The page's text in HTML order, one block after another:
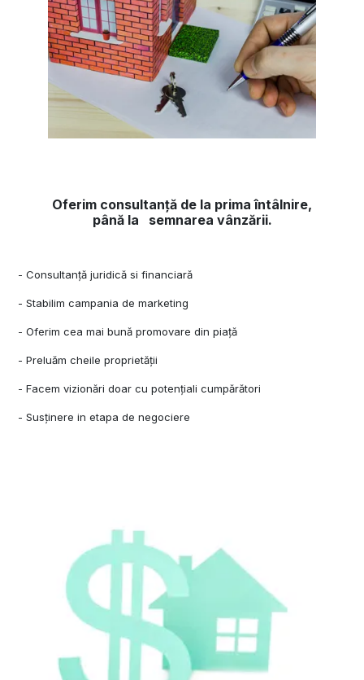
Oferim consultanță de la prima întâlnire,
până la semnarea vânzării.
- Consultanță juridică si financiară
- Stabilim campania de marketing
- Oferim cea mai bună promovare din piață
- Preluăm cheile proprietății
- Facem vizionări doar cu potențiali cumpărători
- Susținere in etapa de negociere